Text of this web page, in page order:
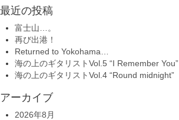
最近の投稿
富士山…。
再び出港！
Returned to Yokohama…
海の上のギタリストVol.5 “I Remember You”
海の上のギタリストVol.4 “Round midnight”
アーカイブ
2026年8月